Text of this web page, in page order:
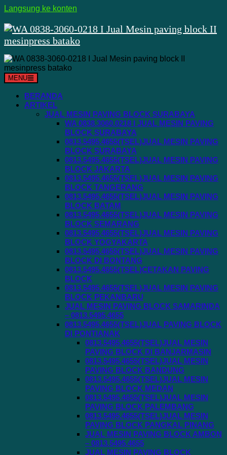
Langsung ke konten
MENU
BERANDA
ARTIKEL
JUAL MESIN PAVING BLOCK SURABAYA
WA 0838.3060.0218 I JUAL MESIN PAVING
BLOCK SURABAYA
0813.5495.4655(TSEL)JUAL MESIN PAVING
BLOCK SURABAYA
0813.5495.4655(TSEL)JUAL MESIN PAVING
BLOCK JAKARTA
0813.5495.4655(TSEL)JUAL MESIN PAVING
BLOCK TANGERANG
0813.5495.4655(TSEL)JUAL MESIN PAVING
BLOCK BATAM
0813.5495.4655(TSEL)JUAL MESIN PAVING
BLOCK SEMARANG
0813.5495.4655(TSEL)JUAL MESIN PAVING
BLOCK YOGYAKARTA
0813.5495.4655(TSEL)JUAL MESIN PAVING
BLOCK DI BONTANG
0813.5495.4655(TSEL)CETAKAN PAVING
BLOCK
0813.5495.4655(TSEL)JUAL MESIN PAVING
BLOCK PEKANBARU
JUAL MESIN PAVING BLOCK SAMARINDA
– 0813.5495.4655
0813.5495.4655(TSEL)JUAL PAVING BLOCK
DI PONTIANAK
0813.5495.4655(TSEL)JUAL MESIN
PAVING BLOCK DI BANJARMASIN
0813.5495.4655(TSEL)JUAL MESIN
PAVING BLOCK BANDUNG
0813.5495.4655(TSEL)JUAL MESIN
PAVING BLOCK MEDAN
0813.5495.4655(TSEL)JUAL MESIN
PAVING BLOCK PALEMBANG
0813.5495.4655(TSEL)JUAL MESIN
PAVING BLOCK PANGKAL PINANG
JUAL MESIN PAVING BLOCK AMBON
– 0813.5495.4655
JUAL MESIN PAVING BLOCK